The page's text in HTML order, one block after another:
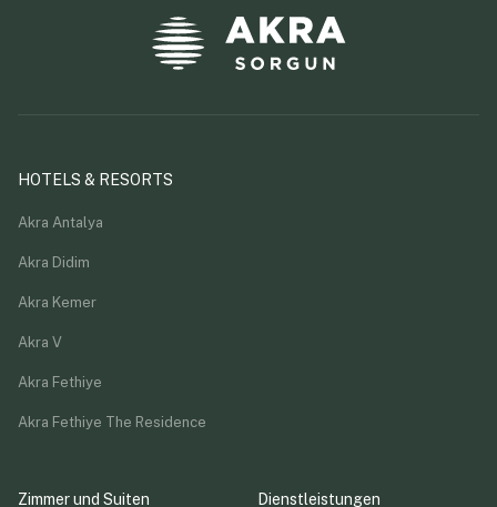
HOTELS & RESORTS
Akra Antalya
Akra Didim
Akra Kemer
Akra V
Akra Fethiye
Akra Fethiye The Residence
Zimmer und Suiten Dienstleistungen